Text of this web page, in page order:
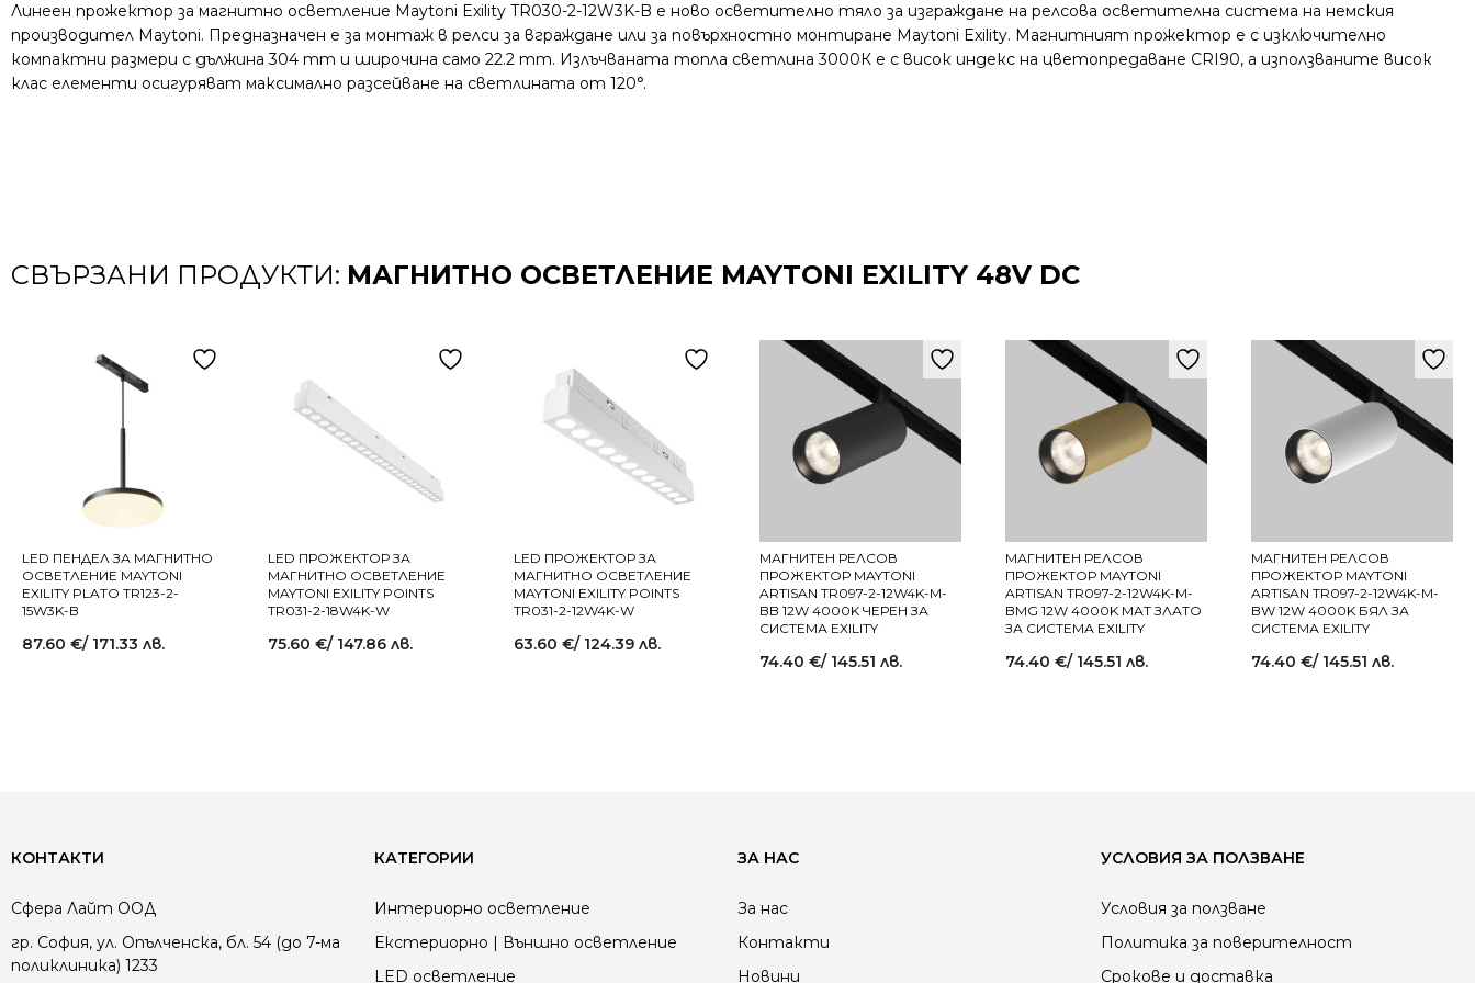
Линеен прожектор за магнитно осветление Maytoni Exility TR030-2-12W3K-B е ново осветително тяло за изграждане на релсова осветителна система на немския
производител Maytoni. Предназначен е за монтаж в релси за вграждане или за повърхностно монтиране Maytoni Exility. Магнитният прожектор е с изключително
компактни размери с дължина 304 mm и широчина само 22.2 mm. Излъчваната топла светлина 3000К е с висок индекс на цветопредаване CRI90, а използваните висок
клас елементи осигуряват максимално разсейване на светлината от 120°.
СВЪРЗАНИ ПРОДУКТИ: МАГНИТНО ОСВЕТЛЕНИЕ MAYTONI EXILITY 48V DC
LED ПЕНДЕЛ ЗА МАГНИТНО
ОСВЕТЛЕНИЕ MAYTONI
EXILITY PLATO TR123-2-
15W3K-B
87.60 €/ 171.33 лв.
LED ПРОЖЕКТОР ЗА
МАГНИТНО ОСВЕТЛЕНИЕ
MAYTONI EXILITY POINTS
TR031-2-18W4K-W
75.60 €/ 147.86 лв.
LED ПРОЖЕКТОР ЗА
МАГНИТНО ОСВЕТЛЕНИЕ
MAYTONI EXILITY POINTS
TR031-2-12W4K-W
63.60 €/ 124.39 лв.
МАГНИТЕН РЕЛСОВ
ПРОЖЕКТОР MAYTONI
ARTISAN TR097-2-12W4K-M-
BB 12W 4000K ЧЕРЕН ЗА
СИСТЕМА EXILITY
74.40 €/ 145.51 лв.
МАГНИТЕН РЕЛСОВ
ПРОЖЕКТОР MAYTONI
ARTISAN TR097-2-12W4K-M-
BMG 12W 4000K МАТ ЗЛАТО
ЗА СИСТЕМА EXILITY
74.40 €/ 145.51 лв.
МАГНИТЕН РЕЛСОВ
ПРОЖЕКТОР MAYTONI
ARTISAN TR097-2-12W4K-M-
BW 12W 4000K БЯЛ ЗА
СИСТЕМА EXILITY
74.40 €/ 145.51 лв.
КОНТАКТИ
Сфера Лайт ООД
гр. София, ул. Опълченска, бл. 54 (до 7-ма
поликлиника) 1233
КАТЕГОРИИ
Интериорно осветление
Екстериорно | Външно осветление
LED осветление
ЗА НАС
За нас
Контакти
Новини
УСЛОВИЯ ЗА ПОЛЗВАНЕ
Условия за ползване
Политика за поверителност
Срокове и доставка